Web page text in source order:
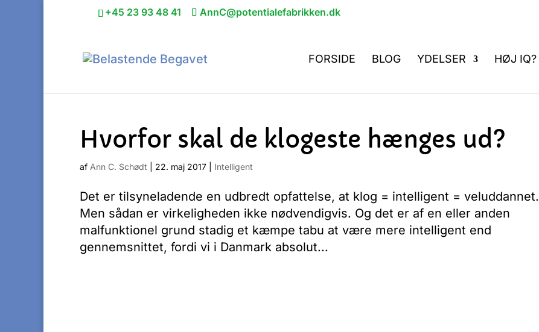
+45 23 93 48 41 AnnC@potentialefabrikken.dk
FORSIDE BLOG YDELSER HØJ IQ?
Hvorfor skal de klogeste hænges ud?
af Ann C. Schødt 22. maj 2017 Intelligent
Det er tilsyneladende en udbredt opfattelse, at klog = intelligent = veluddannet.
Men sådan er virkeligheden ikke nødvendigvis. Og det er af en eller anden
malfunktionel grund stadig et kæmpe tabu at være mere intelligent end
gennemsnittet, fordi vi i Danmark absolut...